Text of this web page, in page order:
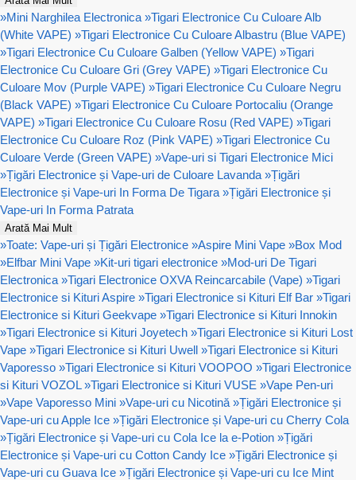
»Mini Narghilea Electronica »Tigari Electronice Cu Culoare Alb
(White VAPE) »Tigari Electronice Cu Culoare Albastru (Blue VAPE)
»Tigari Electronice Cu Culoare Galben (Yellow VAPE) »Tigari
Electronice Cu Culoare Gri (Grey VAPE) »Tigari Electronice Cu
Culoare Mov (Purple VAPE) »Tigari Electronice Cu Culoare Negru
(Black VAPE) »Tigari Electronice Cu Culoare Portocaliu (Orange
VAPE) »Tigari Electronice Cu Culoare Rosu (Red VAPE) »Tigari
Electronice Cu Culoare Roz (Pink VAPE) »Tigari Electronice Cu
Culoare Verde (Green VAPE) »Vape-uri si Tigari Electronice Mici
»Țigări Electronice și Vape-uri de Culoare Lavanda »Țigări
Electronice și Vape-uri In Forma De Tigara »Țigări Electronice și
Vape-uri In Forma Patrata
Arată Mai Mult
»Toate: Vape-uri și Țigări Electronice »Aspire Mini Vape »Box Mod
»Elfbar Mini Vape »Kit-uri tigari electronice »Mod-uri De Tigari
Electronica »Tigari Electronice OXVA Reincarcabile (Vape) »Tigari
Electronice si Kituri Aspire »Tigari Electronice si Kituri Elf Bar »Tigari
Electronice si Kituri Geekvape »Tigari Electronice si Kituri Innokin
»Tigari Electronice si Kituri Joyetech »Tigari Electronice si Kituri Lost
Vape »Tigari Electronice si Kituri Uwell »Tigari Electronice si Kituri
Vaporesso »Tigari Electronice si Kituri VOOPOO »Tigari Electronice
si Kituri VOZOL »Tigari Electronice si Kituri VUSE »Vape Pen-uri
»Vape Vaporesso Mini »Vape-uri cu Nicotină »Țigări Electronice și
Vape-uri cu Apple Ice »Țigări Electronice și Vape-uri cu Cherry Cola
»Țigări Electronice și Vape-uri cu Cola Ice la e-Potion »Țigări
Electronice și Vape-uri cu Cotton Candy Ice »Țigări Electronice și
Vape-uri cu Guava Ice »Țigări Electronice și Vape-uri cu Ice Mint